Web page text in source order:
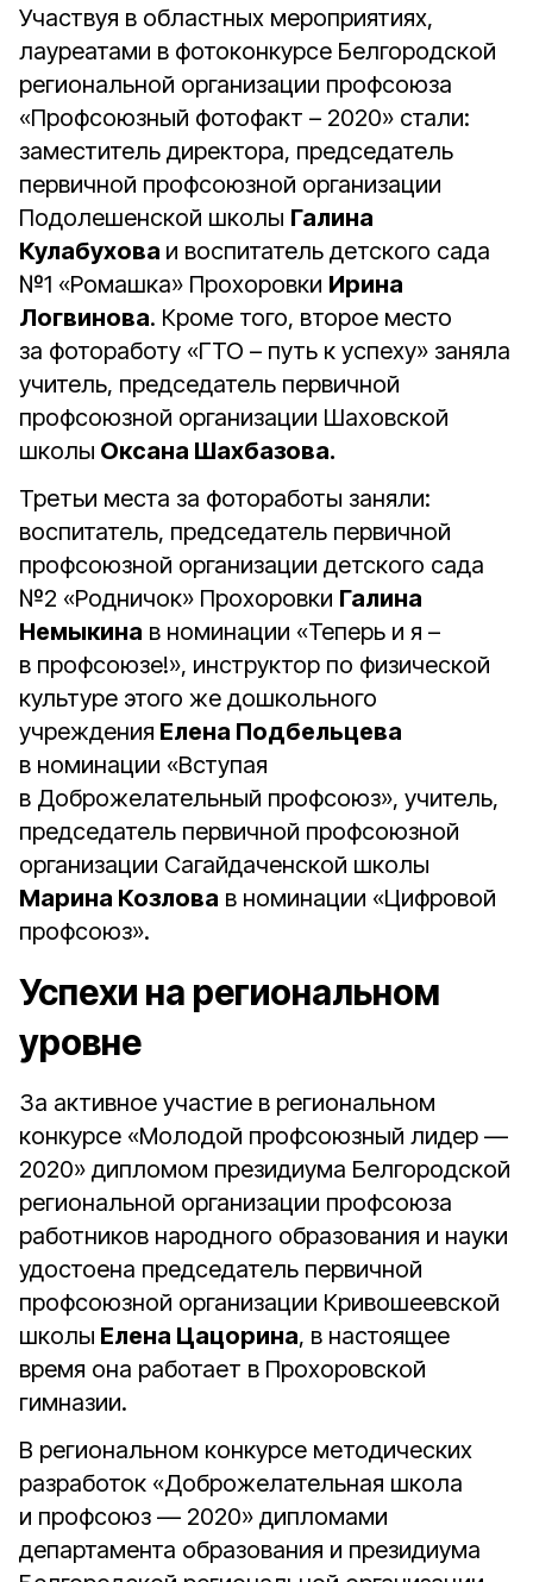
Участвуя в областных мероприятиях,
лауреатами в фотоконкурсе Белгородской
региональной организации профсоюза
«Профсоюзный фотофакт – 2020» стали:
заместитель директора, председатель
первичной профсоюзной организации
Подолешенской школы Галина
Кулабухова и воспитатель детского сада
№1 «Ромашка» Прохоровки Ирина
Логвинова. Кроме того, второе место
за фотоработу «ГТО – путь к успеху» заняла
учитель, председатель первичной
профсоюзной организации Шаховской
школы Оксана Шахбазова.
Третьи места за фотоработы заняли:
воспитатель, председатель первичной
профсоюзной организации детского сада
№2 «Родничок» Прохоровки Галина
Немыкина в номинации «Теперь и я –
в профсоюзе!», инструктор по физической
культуре этого же дошкольного
учреждения Елена Подбельцева
в номинации «Вступая
в Доброжелательный профсоюз», учитель,
председатель первичной профсоюзной
организации Сагайдаченской школы
Марина Козлова в номинации «Цифровой
профсоюз».
Успехи на региональном
уровне
За активное участие в региональном
конкурсе «Молодой профсоюзный лидер —
2020» дипломом президиума Белгородской
региональной организации профсоюза
работников народного образования и науки
удостоена председатель первичной
профсоюзной организации Кривошеевской
школы Елена Цацорина, в настоящее
время она работает в Прохоровской
гимназии.
В региональном конкурсе методических
разработок «Доброжелательная школа
и профсоюз — 2020» дипломами
департамента образования и президиума